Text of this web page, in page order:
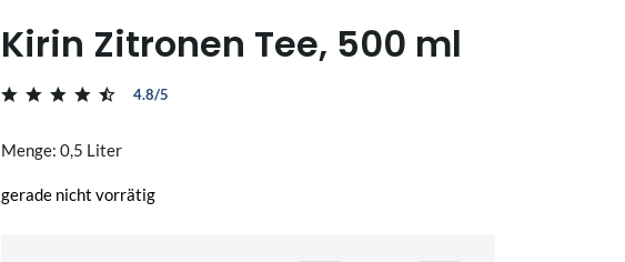
Kirin Zitronen Tee, 500 ml
4.8/5
Menge: 0,5 Liter
gerade nicht vorrätig